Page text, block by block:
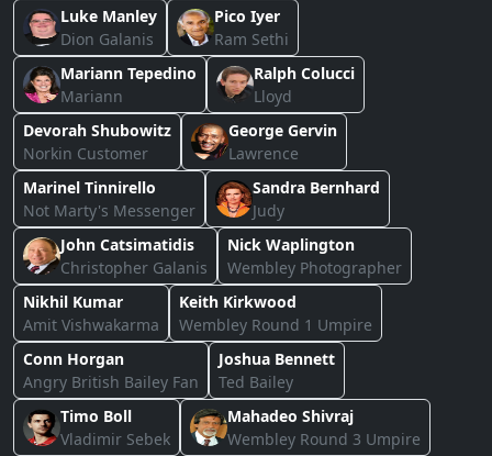
Luke Manley
Dion Galanis
Pico Iyer
Ram Sethi
Mariann Tepedino
Mariann
Ralph Colucci
Lloyd
Devorah Shubowitz
Norkin Customer
George Gervin
Lawrence
Marinel Tinnirello
Not Marty's Messenger
Sandra Bernhard
Judy
John Catsimatidis
Christopher Galanis
Nick Waplington
Wembley Photographer
Nikhil Kumar
Amit Vishwakarma
Keith Kirkwood
Wembley Round 1 Umpire
Conn Horgan
Angry British Bailey Fan
Joshua Bennett
Ted Bailey
Timo Boll
Vladimir Sebek
Mahadeo Shivraj
Wembley Round 3 Umpire